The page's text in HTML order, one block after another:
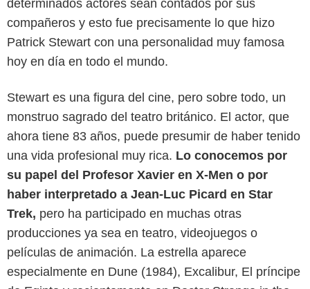
determinados actores sean contados por sus
compañeros y esto fue precisamente lo que hizo
Patrick Stewart con una personalidad muy famosa
hoy en día en todo el mundo.
Stewart es una figura del cine, pero sobre todo, un
monstruo sagrado del teatro británico. El actor, que
ahora tiene 83 años, puede presumir de haber tenido
una vida profesional muy rica. Lo conocemos por
su papel del Profesor Xavier en X-Men o por
haber interpretado a Jean-Luc Picard en Star
Trek, pero ha participado en muchas otras
producciones ya sea en teatro, videojuegos o
películas de animación. La estrella aparece
especialmente en Dune (1984), Excalibur, El príncipe